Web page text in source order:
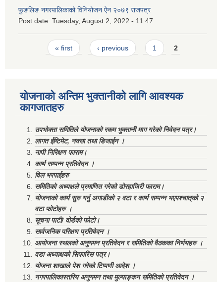
फुङलिङ नगरपालिकाको विनियोजन ऐन २०७९ राजपत्र
Post date: Tuesday, August 2, 2022 - 11:47
Pages« first ‹ previous 1 2
योजनाको अन्तिम भुक्तानीको लागि आवश्यक
कागजातहरु
उपभोक्ता समितिले योजनाको रकम भुक्तानी माग गरेको निवेदन पत्र।
लागत ईष्टिमेट, नक्सा तथा डिजाईन ।
नापी निरिक्षण फाराम।
कार्य सम्पन्न प्रतिवेदन ।
विल भरपाईहरु
समितिको अध्यक्षले प्रमाणित गरेको डोरहाजिरी फाराम।
योजनाको कार्य सुरु गर्नु अगाडीको २ वटा र कार्य सम्पन्न भएपश्चात्‌को २
वटा फोटोहरु ।
सूचना पाटी/ वोर्डको फोटो।
सार्वजनिक परिक्षण प्रतिवेदन ।
आयोजना स्थलको अनुगमन प्रतिवेदन र समितिको वैठकका निर्णयहरु ।
वडा अध्याक्षको सिफारिस पत्र।
योजना शाखाले पेश गरेको टिप्पणी आदेश ।
नगरपालिकास्तरिय अनुगमन तथा मुल्याङ्कन समितिको प्रतिवेदन ।